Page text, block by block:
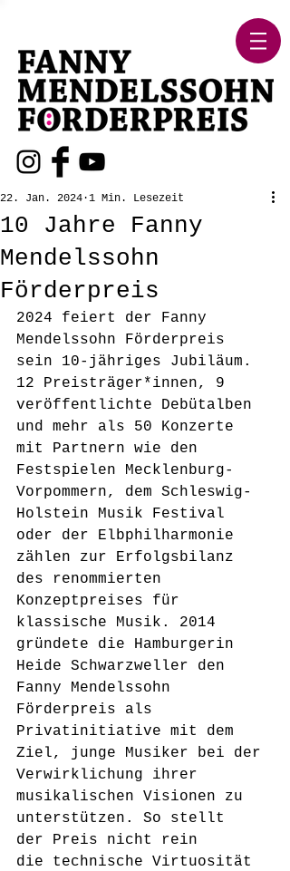
10 Jahre Fanny
Mendelssohn
Förderpreis
22. Jan. 2024 1 Min. Lesezeit
2024 feiert der Fanny
Mendelssohn Förderpreis
sein 10-jähriges Jubiläum.
12 Preisträger*innen, 9
veröffentlichte Debütalben
und mehr als 50 Konzerte
mit Partnern wie den
Festspielen Mecklenburg-
Vorpommern, dem Schleswig-
Holstein Musik Festival
oder der Elbphilharmonie
zählen zur Erfolgsbilanz
des renommierten
Konzeptpreises für
klassische Musik. 2014
gründete die Hamburgerin
Heide Schwarzweller den
Fanny Mendelssohn
Förderpreis als
Privatinitiative mit dem
Ziel, junge Musiker bei der
Verwirklichung ihrer
musikalischen Visionen zu
unterstützen. So stellt
der Preis nicht rein
die technische Virtuosität